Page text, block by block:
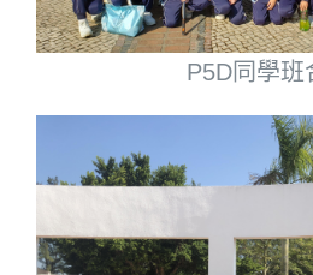
P5D同學班